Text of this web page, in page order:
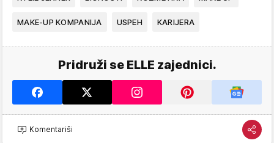
MAKE-UP KOMPANIJA USPEH KARIJERA
Pridruži se ELLE zajednici.
Komentariši